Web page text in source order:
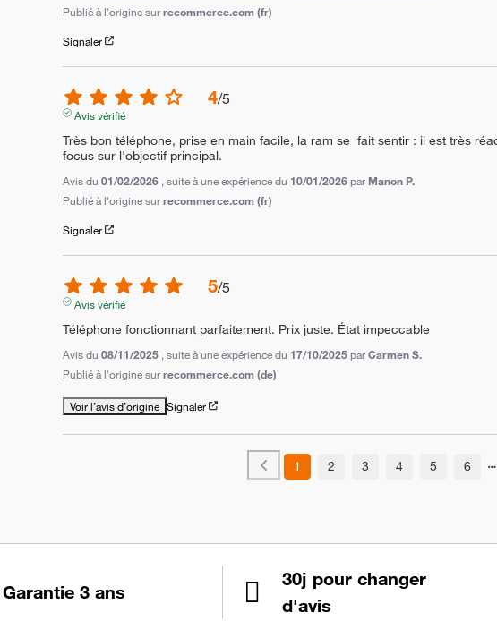
Publié à l'origine surrecommerce.com (fr)
Signaler
4/5
Avis vérifié
Très bon téléphone, prise en main facile, la ram se  fait sentir : il est très
focus sur l'objectif principal.
Avis du01/02/2026 , suite à une expérience du 10/01/2026 par Manon P.
Publié à l'origine surrecommerce.com (fr)
Signaler
5/5
Avis vérifié
Téléphone fonctionnant parfaitement. Prix juste. État impeccable
Avis du08/11/2025 , suite à une expérience du 17/10/2025 parCarmen S.
Publié à l'origine surrecommerce.com (de)
Voir l’avis d’origine Signaler
1 2 3 4 5 6
Garantie 3 ans
30j pour changer
d'avis